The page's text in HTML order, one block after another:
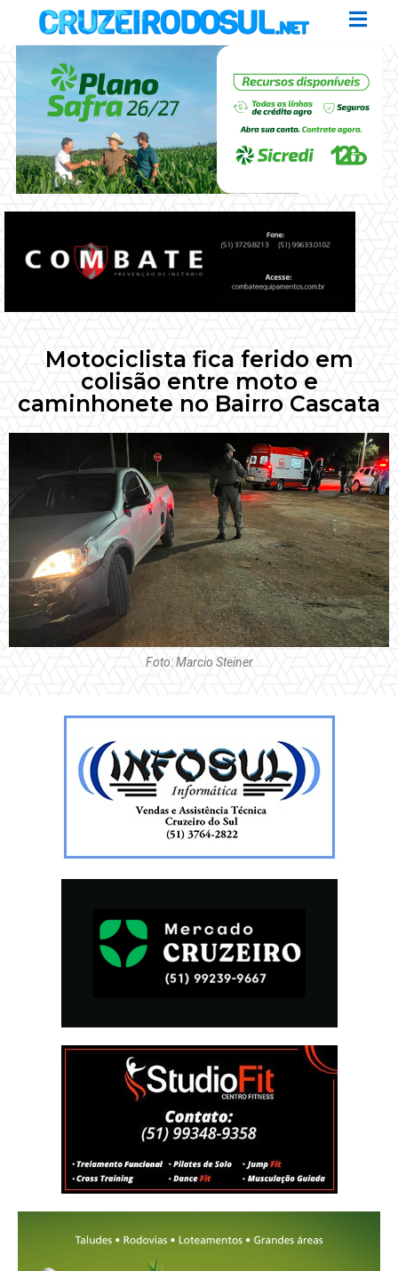
Motociclista fica ferido em
colisão entre moto e
caminhonete no Bairro Cascata
Foto: Marcio Steiner